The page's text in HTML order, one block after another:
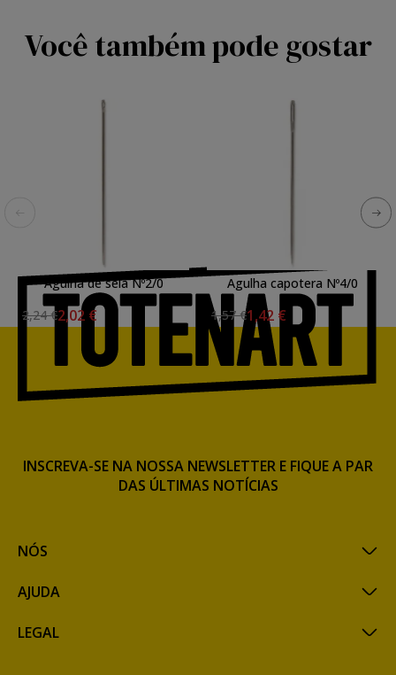
Você também pode gostar
Agulha de sela Nº2/0
2,24 €2,02 €
Agulha capotera Nº4/0
1,57 €1,42 €
NÓS
AJUDA
LEGAL
INSCREVA-SE NA NOSSA NEWSLETTER E FIQUE A PAR
DAS ÚLTIMAS NOTÍCIAS